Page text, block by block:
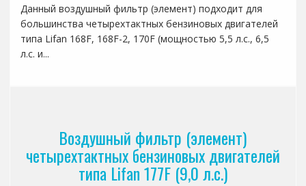
Данный воздушный фильтр (элемент) подходит для
большинства четырехтактных бензиновых двигателей
типа Lifan 168F, 168F-2, 170F (мощностью 5,5 л.с., 6,5
л.с. и...
Воздушный фильтр (элемент)
четырехтактных бензиновых двигателей
типа Lifan 177F (9,0 л.с.)